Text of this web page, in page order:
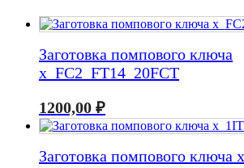
Заготовка помпового ключа
x_FC2_FT14_20FCT
1200,00 ₽
Заготовка помпового ключа